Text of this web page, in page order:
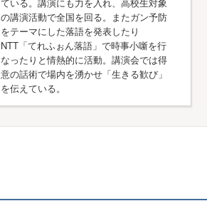
の講演活動で全国を回る。またガン予防
をテーマにした落語を発表したり
NTT「てれふぉん落語」で時事小噺を行
なったりと情熱的に活動。講演会では得
意の話術で場内を湧かせ「生きる歓び」
を伝えている。